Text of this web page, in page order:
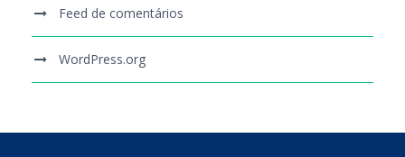
Feed de comentários
WordPress.org